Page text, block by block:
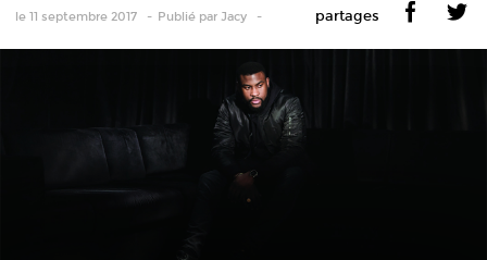
le 11 septembre 2017 Publiépar Jacy partages